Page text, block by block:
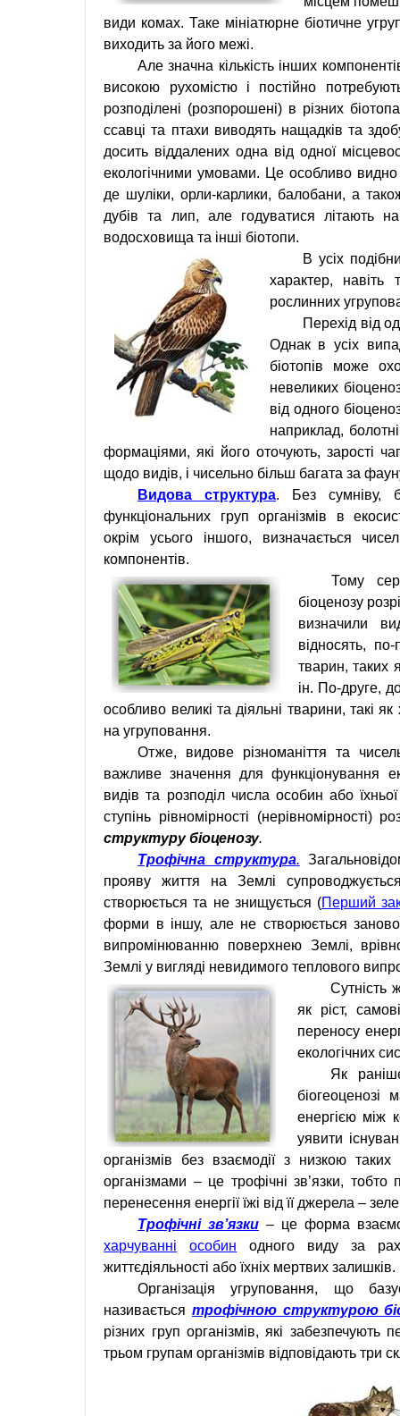
види комах. Таке мініатюрне біотичне
виходить за його межі.
Але значна кількість інших
високою рухомістю і постійно
розподілені (розпорошені) в різних
ссавці та птахи виводять нащадків та
досить віддалених одна від одної
екологічними умовами. Це особливо видно
де шуліки, орли-карлики, балобани, а
дубів та лип, але годуватися літають
водосховища та інші біотопи.
В усіх
характер,
рослинних
Перехід від
Однак в усіх
біотопів може
невеликих
від одного
наприклад,
формаціями, які його оточують, зарості
щодо видів, і чисельно більш багата за
Видова структура. Без сумніву,
функціональних груп організмів в
окрім усього іншого, визначається
компонентів.
Тому
біоценозу
визначили
відносять,
тварин, таких
ін. По-друге,
особливо великі та діяльні тварини, такі
на угруповання.
Отже, видове різноманіття та
важливе значення для функціонування
видів та розподіл числа особин або
ступінь рівномірності (нерівномірності)
структуру біоценозу.
Трофічна структура.
прояву життя на Землі
створюється та не знищується (Перший
форми в іншу, але не створюється
випромінюванню поверхнею Землі,
Землі у вигляді невидимого теплового
Сутність
як ріст,
переносу
екологічних
Як
енергією між
уявити
організмів без взаємодії з низкою
організмами – це трофічні зв’язки,
перенесення енергії їжі від її джерела –
Трофічні зв’язки – це форма
харчуванні
особин одного виду за
життєдіяльності або їхніх мертвих залишків.
Організація угруповання, що
називається трофічною структурою
різних груп організмів, які
трьом групам організмів відповідають три